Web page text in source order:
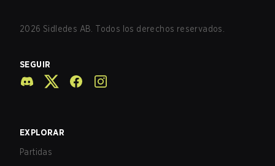
2026 Sidledes AB. Todos los derechos reservados.
SEGUIR
EXPLORAR
Partidas